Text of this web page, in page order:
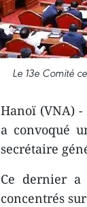
Le 13e Comité
Hanoï (VNA)
a convoqué
secrétaire
Ce dernier
concentrés